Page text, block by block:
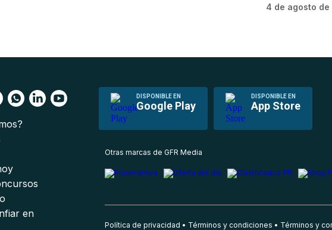
4 de agosto
DISPONIBLE EN
Google Play
DISPONIBLE EN
App Store
en
Otras marcas de GFR Media
Política de privacidad Términos y condiciones Términos y